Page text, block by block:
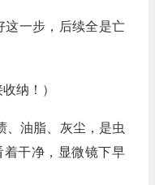
这一步，后续全是亡
纳！）
、油脂、灰尘，是虫
着干净，显微镜下早